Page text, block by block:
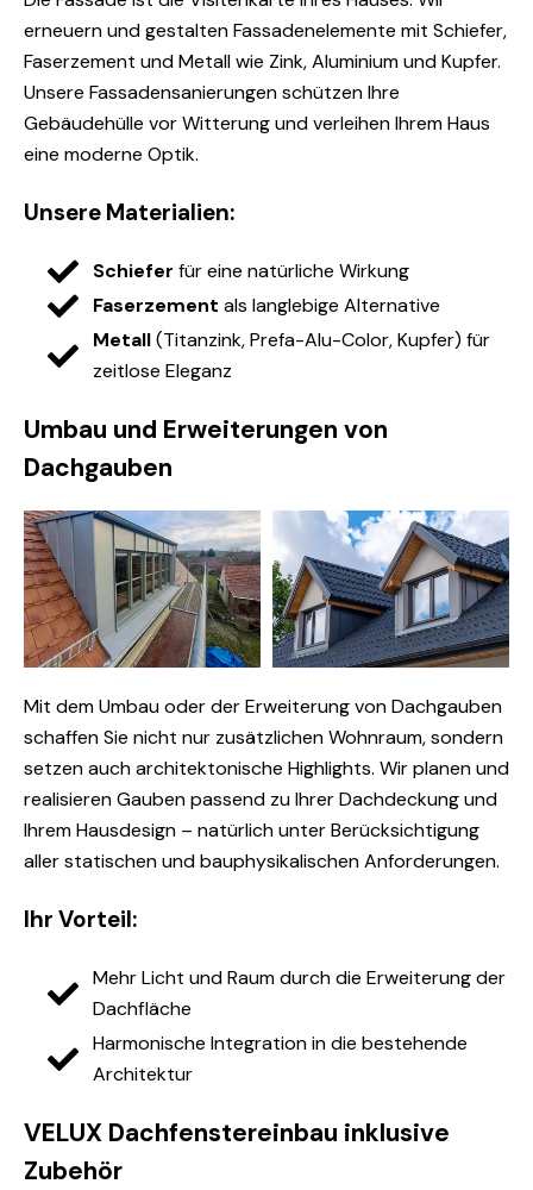
erneuern und gestalten Fassadenelemente mit Schiefer,
Faserzement und Metall wie Zink, Aluminium und Kupfer.
Unsere Fassadensanierungen schützen Ihre
Gebäudehülle vor Witterung und verleihen Ihrem Haus
eine moderne Optik.
Unsere Materialien:
Schiefer für eine natürliche Wirkung
Faserzement als langlebige Alternative
Metall(Titanzink, Prefa-Alu-Color, Kupfer) für
zeitlose Eleganz
Umbau und Erweiterungen von
Dachgauben
Mit dem Umbau oder der Erweiterung von Dachgauben
schaffen Sie nicht nur zusätzlichen Wohnraum, sondern
setzen auch architektonische Highlights. Wir planen und
realisieren Gauben passend zu Ihrer Dachdeckung und
Ihrem Hausdesign – natürlich unter Berücksichtigung
aller statischen und bauphysikalischen Anforderungen.
Ihr Vorteil:
Mehr Licht und Raum durch die Erweiterung der
Dachfläche
Harmonische Integration in die bestehende
Architektur
VELUX Dachfenstereinbau inklusive
Zubehör